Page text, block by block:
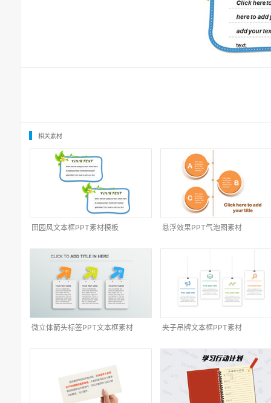
相关素材
田园风文本框PPT素材模板 悬浮效果PPT气泡图素材
微立体箭头标签PPT文本框素材 夹子吊牌文本框PPT素材